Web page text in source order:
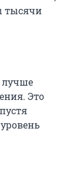
тысячи
лучше
Это